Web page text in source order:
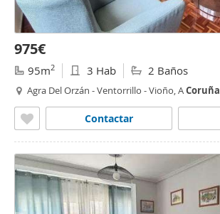
975€
95m2 3 Hab 2 Baños
Agra Del Orzán - Ventorrillo - Vioño, ACoruña
Contactar